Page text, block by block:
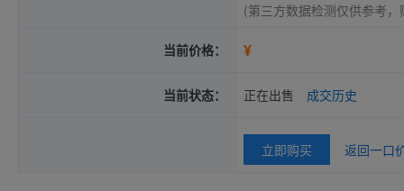
(第三方数据检测仅供参考
当前价格： ¥
当前状态： 正在出售 成交历史
立即购买 返回一口